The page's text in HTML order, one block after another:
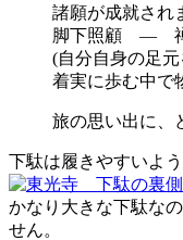
諸願が成就され
脚下照顧 ― 禅
(自分自身の足
着実に歩む中で
旅の思い出に、
下駄は履きやすいよ
かなり大きな下駄な
せん。